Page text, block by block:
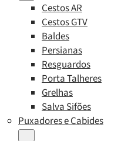
Cestos AR
Cestos GTV
Baldes
Persianas
Resguardos
Porta Talheres
Grelhas
Salva Sifões
Puxadores e Cabides